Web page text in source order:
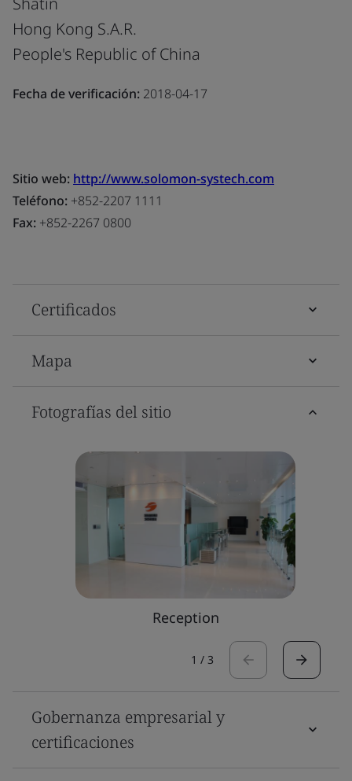
Hong Kong S.A.R.
People's Republic of China
Fecha de verificación: 2018-04-17
Sitio web: http://www.solomon-systech.com
Teléfono: +852-2207 1111
Fax: +852-2267 0800
Certificados
Mapa
Fotografías del sitio
Reception
1 / 3
Gobernanza empresarial y
certificaciones